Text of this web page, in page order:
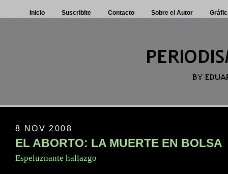
Inicio Suscribite Contacto Sobre el Autor
8 NOV 2008
EL ABORTO: LA MUERTE EN BOLSA
Espeluznante hallazgo